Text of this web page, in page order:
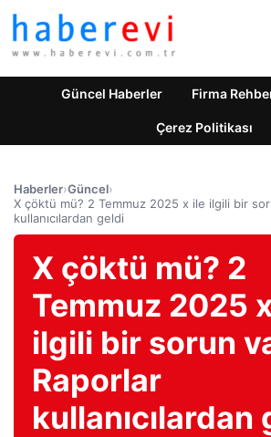
Güncel Haberler Firma
Çerez Politikası
Haberler›Güncel›
X çöktü mü? 2 Temmuz 2025 x ile ilgili bir
kullanıcılardan geldi
X çöktü mü? 2
Temmuz 2025
ilgili bir sorun
Raporlar
kullanıcılardan